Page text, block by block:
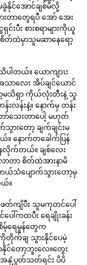
င်အောင်ချစ်မိလို့
ာတွေရပီ အော် အေး
ပီး စားစရာများကိုယူ
ထဲမှာသူမဆာနေရော့
ါတယ်။ ယောကျာၤး
ာလေး အိပ်ချင်ယောင်
မသိရှာ ကိုယ်လုံးတီးနဲ့ သူ
လန်းနဲ့။ နောက်မှ တန်း
သေးတာပေါ့ မဟုတ်
ားတော့ ချက်ချင်းမ
နောက်တခေါက်ပြန်
လိုက်တယ်။ ချစ်လေး
တာ စိတ်ထဲအားနာမိ
သံပျောက်သွားတော့မှ
ယ်။
တ်ကျိပီး သူမကုတင်ပေါ်
ါ်ကထပီး ရေချိုးခန်း
မ့်ရေမှုန်တွေက
တိုက်ချ သွားနိုင်ပေမဲ့
င်တော့ဘူးလေ။တွေး
နှံ့ပွတ်သတ်ရင်း ပိပိ